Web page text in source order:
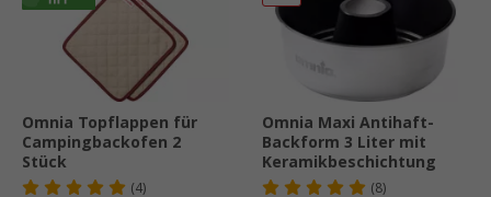
Omnia Topflappen für
Campingbackofen 2
Stück
(4)
Omnia Maxi Antihaft-
Backform 3 Liter mit
Keramikbeschichtung
(8)